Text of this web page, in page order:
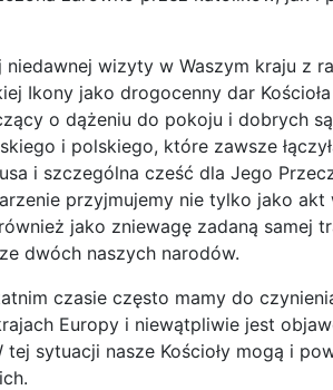
niedawnej wizyty w Waszym kraju z
Ikony jako drogocenny dar
o dążeniu do pokoju i dobrych
i polskiego, które zawsze
i szczególna cześć dla Jego
przyjmujemy nie tylko jako
jako zniewagę zadaną samej
dwóch naszych narodów.
czasie często mamy do
Europy i niewątpliwie jest
sytuacji nasze Kościoły mogą i